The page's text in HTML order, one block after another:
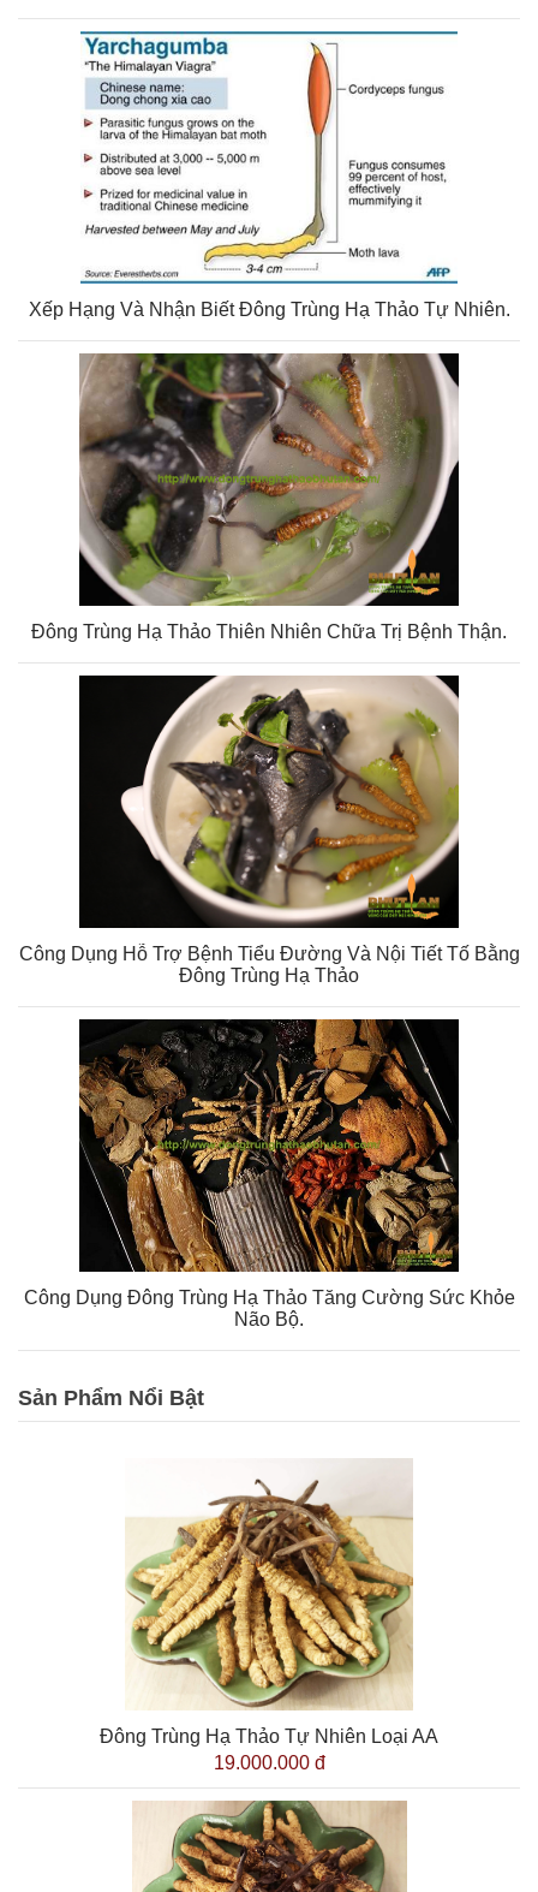
Xếp Hạng Và Nhận Biết Đông Trùng Hạ Thảo Tự Nhiên.
Đông Trùng Hạ Thảo Thiên Nhiên Chữa Trị Bệnh Thận.
Công Dụng Hỗ Trợ Bệnh Tiểu Đường Và Nội Tiết Tố Bằng
Đông Trùng Hạ Thảo
Công Dụng Đông Trùng Hạ Thảo Tăng Cường Sức Khỏe
Não Bộ.
Sản Phẩm Nổi Bật
Đông Trùng Hạ Thảo Tự Nhiên Loại AA
19.000.000 đ